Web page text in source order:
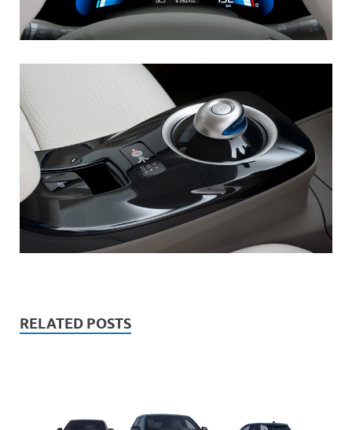
RELATED POSTS